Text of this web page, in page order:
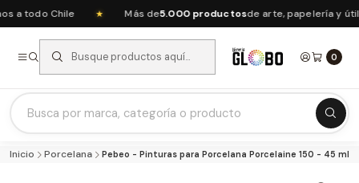
todo Chile Más de 5.000 productosde arte, papelería y
0
Ofertas del mes
Inicio Porcelana Pebeo - Pinturas para Porcelana Porcelaine 150 - 45 ml